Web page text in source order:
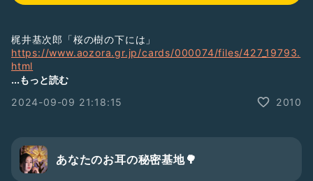
梶井基次郎「桜の樹の下には」
https://www.aozora.gr.jp/cards/000074/files/427_19793.
html
https://www.chikumashobo.co.jp/special/origin_story/
https://www.chikumashobo.co.jp/product/97844800885
43/
...もっと読む
2024-09-09 21:18:15
2010
あなたのお耳の秘密基地🌳